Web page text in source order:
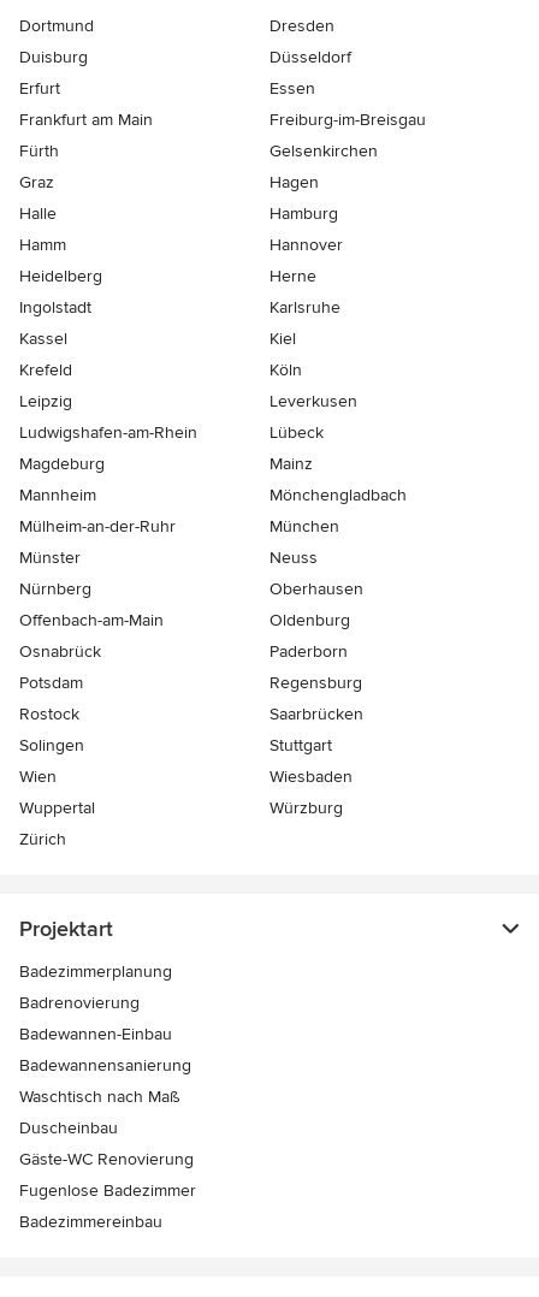
Dortmund
Dresden
Duisburg
Düsseldorf
Erfurt
Essen
Frankfurt am Main
Freiburg-im-Breisgau
Fürth
Gelsenkirchen
Graz
Hagen
Halle
Hamburg
Hamm
Hannover
Heidelberg
Herne
Ingolstadt
Karlsruhe
Kassel
Kiel
Krefeld
Köln
Leipzig
Leverkusen
Ludwigshafen-am-Rhein
Lübeck
Magdeburg
Mainz
Mannheim
Mönchen­gladbach
Mülheim-an-der-Ruhr
München
Münster
Neuss
Nürnberg
Oberhausen
Offenbach-am-Main
Oldenburg
Osnabrück
Paderborn
Potsdam
Regensburg
Rostock
Saarbrücken
Solingen
Stuttgart
Wien
Wiesbaden
Wuppertal
Würzburg
Zürich
Projektart
Badezimmerplanung
Badrenovierung
Badewannen-Einbau
Badewannensanierung
Waschtisch nach Maß
Duscheinbau
Gäste-WC Renovierung
Fugenlose Badezimmer
Badezimmereinbau